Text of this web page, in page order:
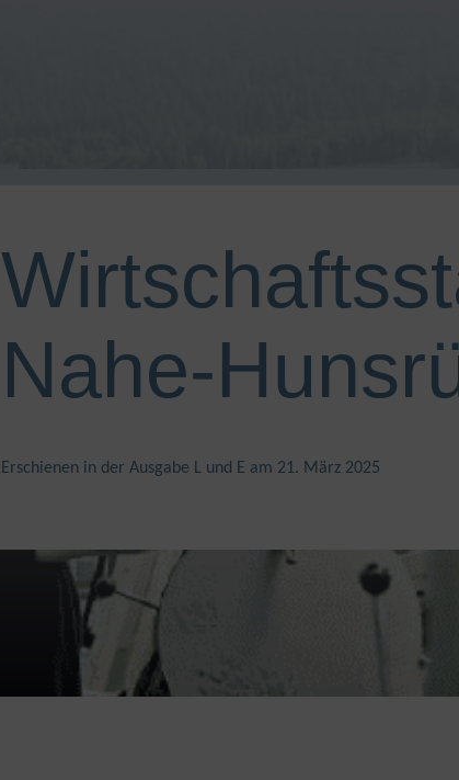
Nahe-
Erschienen in der Ausgabe L und E am 21. März 2025